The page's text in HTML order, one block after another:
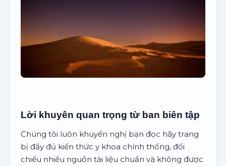
Lời khuyên quan trọng từ ban biên tập
Chúng tôi luôn khuyến nghị bạn đọc hãy trang
bị đầy đủ kiến thức y khoa chính thống, đối
chiếu nhiều nguồn tài liệu chuẩn và không được